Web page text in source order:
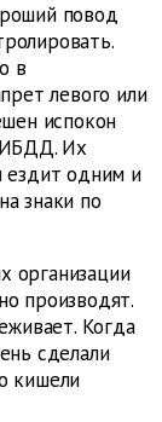
повод
в
левого или
испокон
Их
ездит одним и
знаки по
организации
производят.
Когда
сделали
кишели